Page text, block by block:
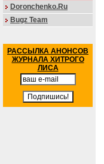
Doronchenko.Ru
Bugz Team
РАССЫЛКА АНОНСОВ
ЖУРНАЛА ХИТРОГО
ЛИСА